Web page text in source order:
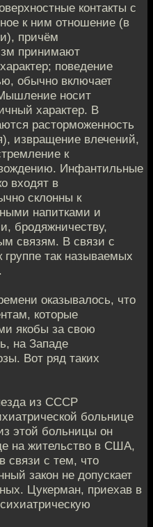
контакты с
к ним отношение (в
причём
принимают
поведение
обычно включает
носит
характер. В
расторможенность
извращение влечений,
к
Инфантильные
входят в
склонны к
напитками и
бродяжничеству,
связям. В связи с
так называемых
оказывалось, что
которые
якобы за свою
на Западе
Вот ряд таких
из СССР
больнице
этой больницы он
на жительство в США,
связи с тем, что
закон не допускает
Цукерман, приехав в